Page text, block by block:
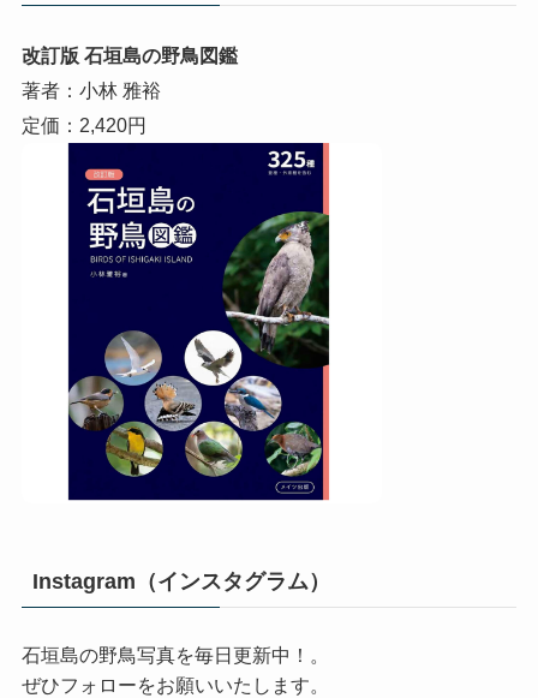
改訂版 石垣島の野鳥図鑑
著者：小林 雅裕
定価：2,420円
Instagram（インスタグラム）
石垣島の野鳥写真を毎日更新中！。
ぜひフォローをお願いいたします。